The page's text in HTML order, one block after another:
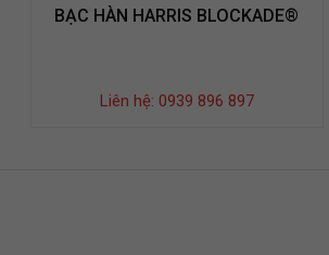
BẠC HÀN HARRIS BLOCKADE®
Liên hệ: 0939 896 897